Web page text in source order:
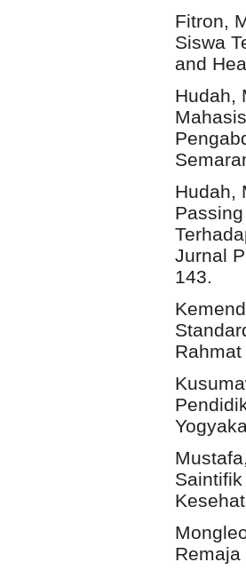
Fitron,
Siswa
and
Hudah,
Hudah,
Jurnal
143.